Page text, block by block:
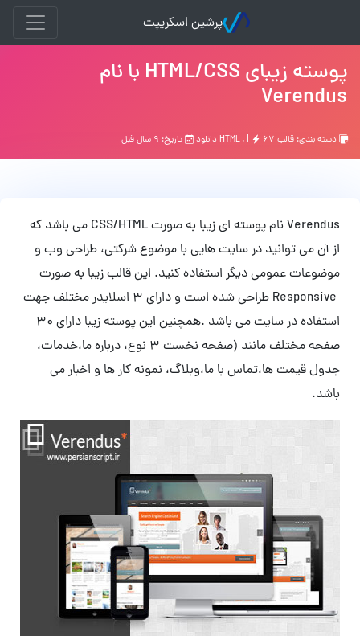
پرشین اسکریپت
پوسته زیبای HTML/CSS با نام
Verendus
دسته بندی: قالب HTML , | ۶۷ دانلود تاریخ: ۹ سال قبل
Verendus نام پوسته ای زیبا به صورت CSS/HTML می باشد که
از آن می توانید در سایت هایی با موضوع شرکتی، طراحی وب و
موضوعات عمومی دیگر استفاده کنید. این قالب زیبا به صورت
Responsive طراحی شده است و دارای 3 اسلایدر مختلف جهت
استفاده در سایت می باشد .همچنین این پوسته زیبا دارای 30
صفحه مختلف مانند (صفحه نخست 3 نوع، درباره ما،خدمات،
جدول قیمت ها،تماس با ما،وبلاگ، نمونه کار ها و اخبار می
باشد.